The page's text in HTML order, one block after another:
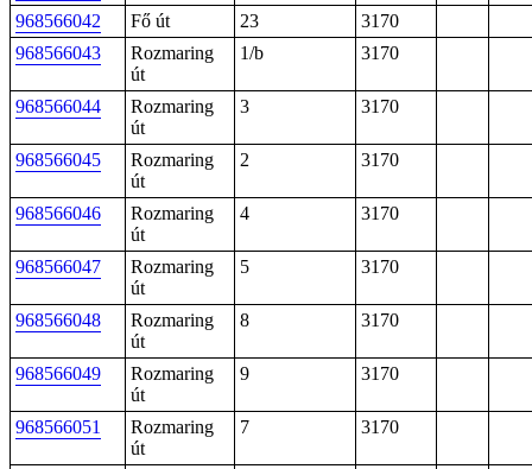
968566042
Fő út 23
3170
968566043
Rozmaring
út
1/b 3170
968566044
Rozmaring
út
3 3170
968566045
Rozmaring
út
2 3170
968566046
Rozmaring
út
4 3170
968566047
Rozmaring
út
5 3170
968566048
Rozmaring
út
8 3170
968566049
Rozmaring
út
9 3170
968566051
Rozmaring
út
7 3170